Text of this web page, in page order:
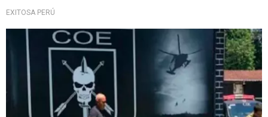
EXITOSA PERÚ
Tráfico ilícito de drogas